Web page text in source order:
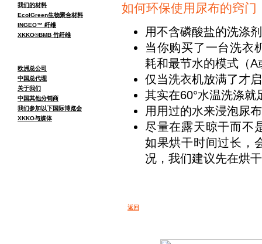
我们的材料
EcolGreen生物聚合材料
INGEO™ 纤维
XKKO®BMB 竹纤维
欧洲总公司
中国总代理
关于我们
中国其他分销商
我们参加以下国际博览会
XKKO与媒体
如何环保使用尿布的窍门
用不含磷酸盐的洗涤
当你购买了一台洗衣
耗和最节水的模式（A
仅当洗衣机放满了才
其实在60°水温洗涤
用用过的水来浸泡尿
尽量在露天晾干而不
如果烘干时间过长，
况，我们建议先在烘
返回